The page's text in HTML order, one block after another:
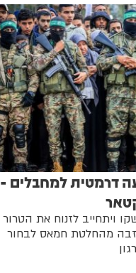
דרמטית למחבלים -
ויתחייב לזנוח את הטרור
מהחלטת חמאס לבחור